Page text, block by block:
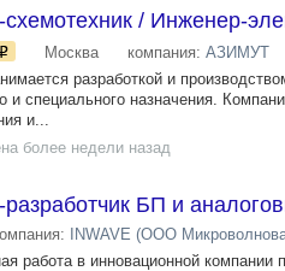
/ Инженер-
Москва компания: АЗИМУТ
разработкой и
и специального назначения.
и...
более недели назад
БП и
INWAVE (ООО
работа в инновационной компании